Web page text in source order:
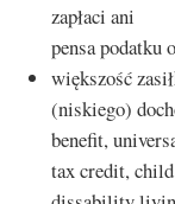
zapłaci ani
pensa podatku
większość
(niskiego)
benefit,
tax credit,